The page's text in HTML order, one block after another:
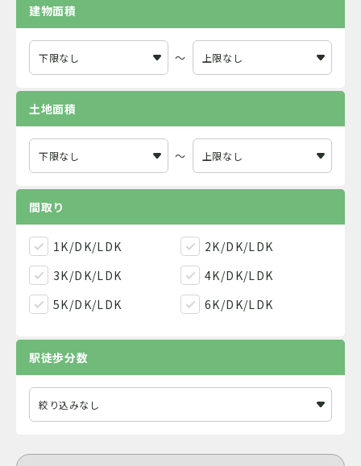
建物面積
～
土地面積
～
間取り
1K/DK/LDK
2K/DK/LDK
3K/DK/LDK
4K/DK/LDK
5K/DK/LDK
6K/DK/LDK
駅徒歩分数